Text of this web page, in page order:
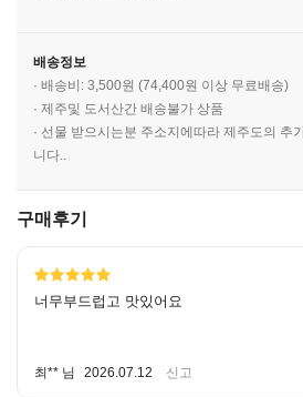
배송정보
· 배송비: 3,500원 (74,400원 이상 무료배송)
· 제주및 도서산간 배송불가 상품
· 선물 받으시는분 주소지에따라 제주도의 추
니다..
구매후기
너무부드럽고 맛있어요
최** 님 2026.07.12 신고